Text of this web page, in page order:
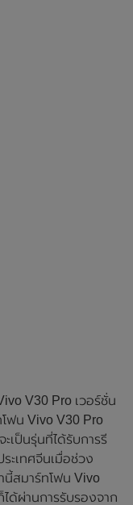
V30 Pro เวอร์ชั่น
ฟน Vivo V30 Pro
เป็นรุ่นที่ได้รับการรี
ะเทศจีนเมื่อช่วง
นี้สมาร์ทโฟน Vivo
ด้ผ่านการรับรองจาก